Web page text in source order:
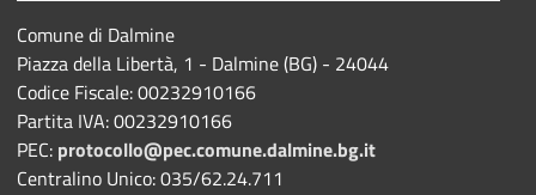
Comune di Dalmine
Piazza della Libertà, 1 - Dalmine (BG) - 24044
Codice Fiscale: 00232910166
Partita IVA: 00232910166
PEC: protocollo@pec.comune.dalmine.bg.it
Centralino Unico: 035/62.24.711